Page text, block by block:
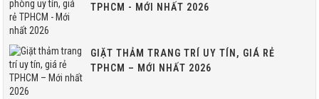
TPHCM - MỚI NHẤT 2026
GIẶT THẢM TRANG TRÍ UY TÍN, GIÁ RẺ
TPHCM – MỚI NHẤT 2026